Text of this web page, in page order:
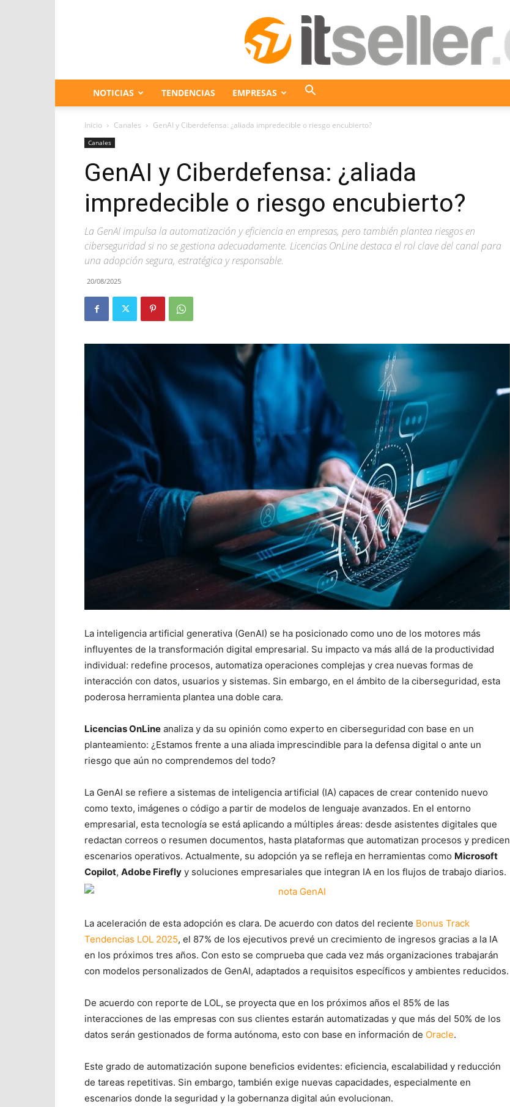
ITseller
Colombia
NOTICIAS TENDENCIAS EMPRESAS
Inicio Canales GenAI y Ciberdefensa: ¿aliada impredecible o riesgo encubierto?
Canales
GenAI y Ciberdefensa: ¿aliada
impredecible o riesgo encubierto?
La GenAI impulsa la automatización y eficiencia en empresas, pero también plantea riesgos en
ciberseguridad si no se gestiona adecuadamente. Licencias OnLine destaca el rol clave del canal para
una adopción segura, estratégica y responsable.
20/08/2025
La inteligencia artificial generativa (GenAI) se ha posicionado como uno de los motores más
influyentes de la transformación digital empresarial. Su impacto va más allá de la productividad
individual: redefine procesos, automatiza operaciones complejas y crea nuevas formas de
interacción con datos, usuarios y sistemas. Sin embargo, en el ámbito de la ciberseguridad, esta
poderosa herramienta plantea una doble cara.
Licencias OnLine analiza y da su opinión como experto en ciberseguridad con base en un
planteamiento: ¿Estamos frente a una aliada imprescindible para la defensa digital o ante un
riesgo que aún no comprendemos del todo?
La GenAI se refiere a sistemas de inteligencia artificial (IA) capaces de crear contenido nuevo
como texto, imágenes o código a partir de modelos de lenguaje avanzados. En el entorno
empresarial, esta tecnología se está aplicando a múltiples áreas: desde asistentes digitales que
redactan correos o resumen documentos, hasta plataformas que automatizan procesos y predicen
escenarios operativos. Actualmente, su adopción ya se refleja en herramientas como Microsoft
Copilot, Adobe Firefly y soluciones empresariales que integran IA en los flujos de trabajo diarios.
La aceleración de esta adopción es clara. De acuerdo con datos del reciente Bonus Track
Tendencias LOL 2025, el 87% de los ejecutivos prevé un crecimiento de ingresos gracias a la IA
en los próximos tres años. Con esto se comprueba que cada vez más organizaciones trabajarán
con modelos personalizados de GenAI, adaptados a requisitos específicos y ambientes reducidos.
De acuerdo con reporte de LOL, se proyecta que en los próximos años el 85% de las
interacciones de las empresas con sus clientes estarán automatizadas y que más del 50% de los
datos serán gestionados de forma autónoma, esto con base en información de Oracle.
Este grado de automatización supone beneficios evidentes: eficiencia, escalabilidad y reducción
de tareas repetitivas. Sin embargo, también exige nuevas capacidades, especialmente en
escenarios donde la seguridad y la gobernanza digital aún evolucionan.